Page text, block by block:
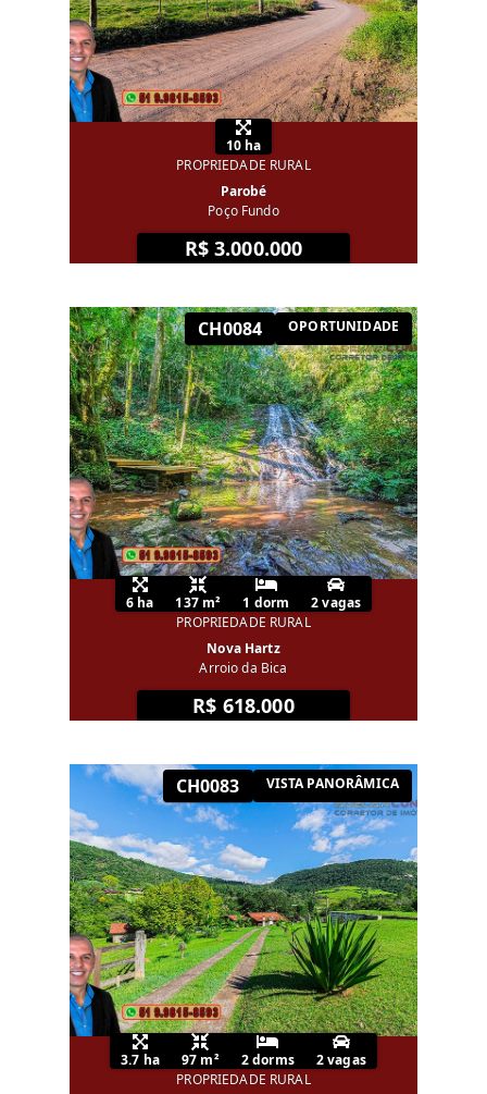
10 ha
PROPRIEDADE RURAL
Parobé
Poço Fundo
R$ 3.000.000
CH0084 OPORTUNIDADE
6 ha 137 m² 1 dorm
2 vagas
PROPRIEDADE RURAL
Nova Hartz
Arroio da Bica
R$ 618.000
CH0083 VISTA PANORÂMICA
3.7 ha 97 m² 2 dorms
2 vagas
PROPRIEDADE RURAL